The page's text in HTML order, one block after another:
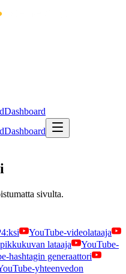
Dashboard
Dashboard
sivulta.
YouTube-videolataaja
lataaja
YouTube-
hashtagin generaattori
yhteenvedon